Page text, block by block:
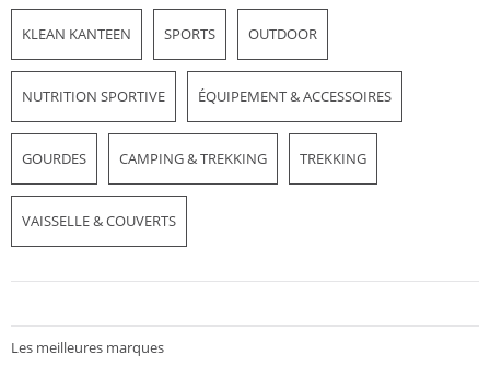
KLEAN KANTEEN SPORTS OUTDOOR
NUTRITION SPORTIVE ÉQUIPEMENT & ACCESSOIRES
GOURDES CAMPING & TREKKING TREKKING
VAISSELLE & COUVERTS
Les meilleures marques